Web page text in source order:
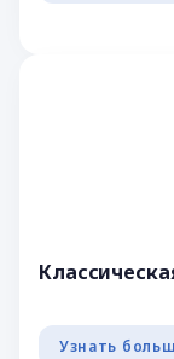
Узнать